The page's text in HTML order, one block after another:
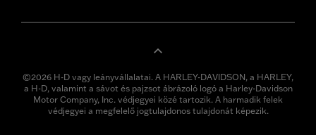
©2026 H-D vagy leányvállalatai. A HARLEY-DAVIDSON, a HARLEY,
a H-D, valamint a sávot és pajzsot ábrázoló logó a Harley-Davidson
Motor Company, Inc. védjegyei közé tartozik. A harmadik felek
védjegyei a megfelelő jogtulajdonos tulajdonát képezik.